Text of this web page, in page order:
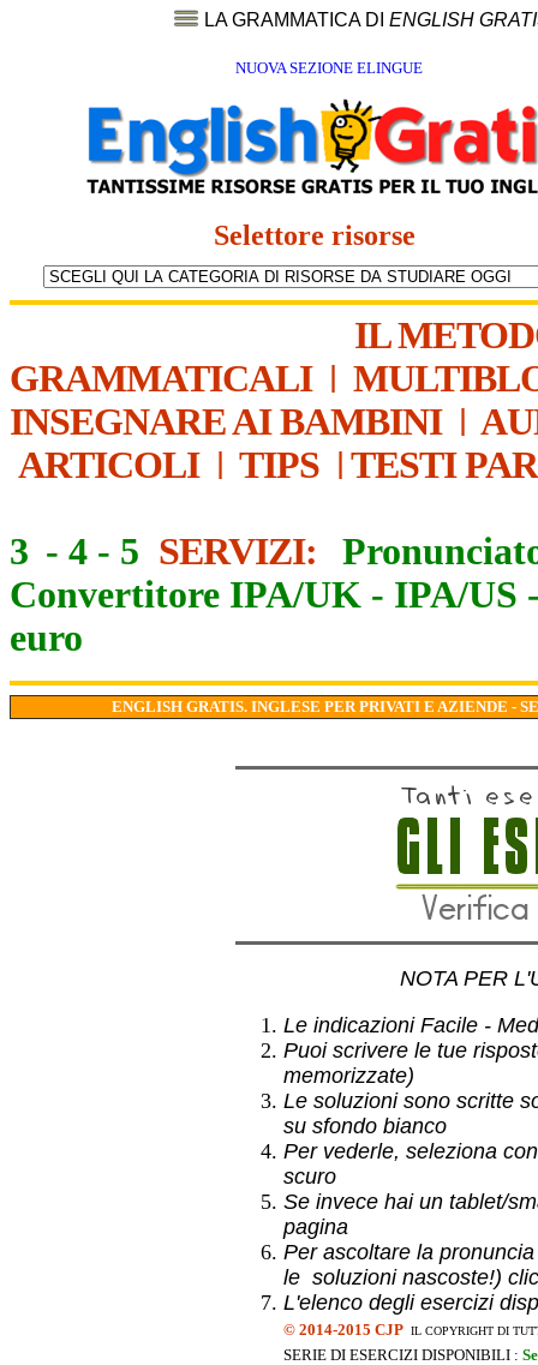
LA GRAMMATICA DI ENGLISH
NUOVA SEZIONE ELINGUE
Selettore risorse
IL
GRAMMATICALI|
INSEGNARE AI BAMBINI|
ARTICOLI| TIPS | TESTI
3 - 4 - 5 SERVIZI:
Convertitore IPA/UK - IPA/US
euro
ENGLISH GRATIS. INGLESE PER PRIVATI E AZIENDE -
NOTA PER
Le indicazioni Facile -
Puoi scrivere le tue
memorizzate)
Le soluzioni sono scritte
su sfondo bianco
Per vederle, seleziona
scuro
Se invece hai un tablet/
pagina
Per ascoltare la
le soluzioni nascoste!)
L'elenco degli esercizi
© 2014-2015 CJP IL COPYRIGHT DI
SERIE DI ESERCIZI DISPONIBILI :